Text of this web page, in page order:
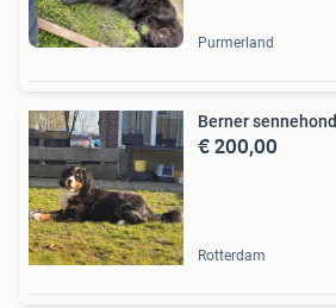
Purmerland
Berner sennehond
€ 200,00
Rotterdam